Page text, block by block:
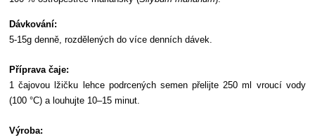
Dávkování:
5-15g denně, rozdělených do více denních dávek.
Příprava čaje:
1 čajovou lžičku lehce podrcených semen přelijte 250 ml vroucí vody
(100 °C) a louhujte 10–15 minut.
Výroba: